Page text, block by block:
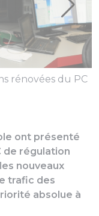
rénovées du PC
ont présenté
de régulation
nouveaux
trafic des
absolue à